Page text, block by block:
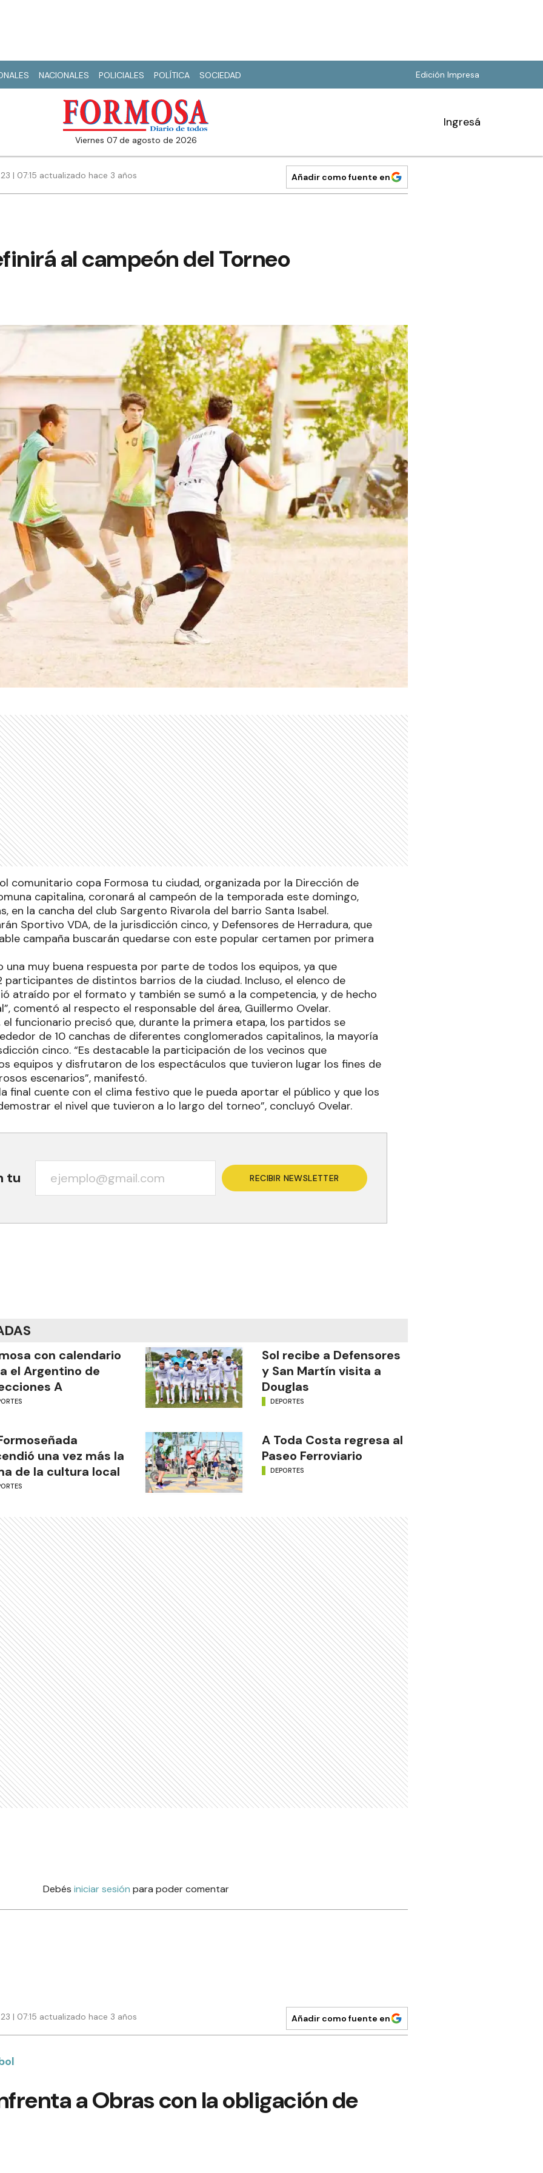
NACIONALES POLICIALES POLÍTICA SOCIEDAD Edición Impresa
viernes 07 de agosto de 2026
Ingresá
| 07:15 actualizado hace 3 años Añadir como fuente en
al campeón del Torneo
comunitario copa Formosa tu ciudad, organizada por la Dirección de
capitalina, coronará al campeón de la temporada este domingo,
en la cancha del club Sargento Rivarola del barrio Santa Isabel.
Sportivo VDA, de la jurisdicción cinco, y Defensores de Herradura, que
campaña buscarán quedarse con este popular certamen por primera
una muy buena respuesta por parte de todos los equipos, ya que
de distintos barrios de la ciudad. Incluso, el elenco de
atraído por el formato y también se sumó a la competencia, y de hecho
comentó al respecto el responsable del área, Guillermo Ovelar.
el funcionario precisó que, durante la primera etapa, los partidos se
de 10 canchas de diferentes conglomerados capitalinos, la mayoría
cinco. “Es destacable la participación de los vecinos que
equipos y disfrutaron de los espectáculos que tuvieron lugar los fines de
escenarios”, manifestó.
final cuente con el clima festivo que le pueda aportar el público y que los
el nivel que tuvieron a lo largo del torneo”, concluyó Ovelar.
tu RECIBIR NEWSLETTER
con calendario
el Argentino de
A
Sol recibe a Defensores
y San Martín visita a
Douglas
DEPORTES
una vez más la
de la cultura local
A Toda Costa regresa al
Paseo Ferroviario
DEPORTES
Debés iniciar sesión para poder comentar
| 07:15 actualizado hace 3 años Añadir como fuente en
a Obras con la obligación de